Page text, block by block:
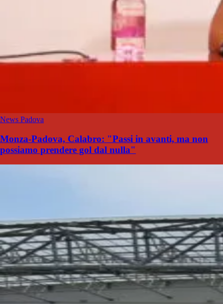
News Padova
Monza-Padova, Calabro: "Passi in avanti, ma non
possiamo prendere gol dal nulla"